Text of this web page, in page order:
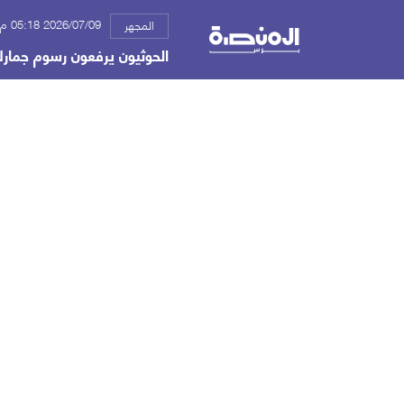
المجهر 2026/07/09 05:18 م
الحوثيون يرفعون رسوم